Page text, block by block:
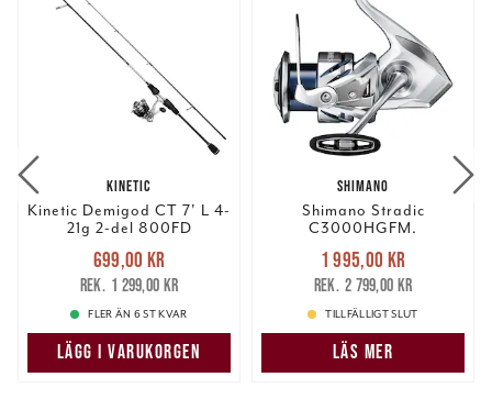
KINETIC
Kinetic Demigod CT 7' L 4-
21g 2-del 800FD
Nuvarande pris
699,00 krTidigare pris
1 299,00 kr
699,00 kr
1 299,00 kr
FLER ÄN 6 ST KVAR
LÄGG I VARUKORGEN
SHIMANO
Shimano Stradic
C3000HGFM.
Nuvarande pris
1 995,00 krTidigare pris
2 799,00 kr
1 995,00 kr
2 799,00 kr
TILLFÄLLIGT SLUT
LÄS MER